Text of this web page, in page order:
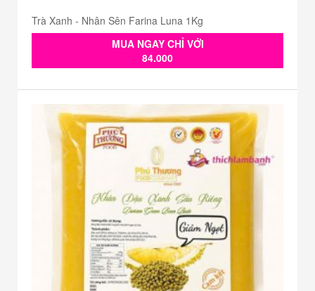
Trà Xanh - Nhân Sên Farina Luna 1Kg
MUA NGAY CHỈ VỚI
84.000